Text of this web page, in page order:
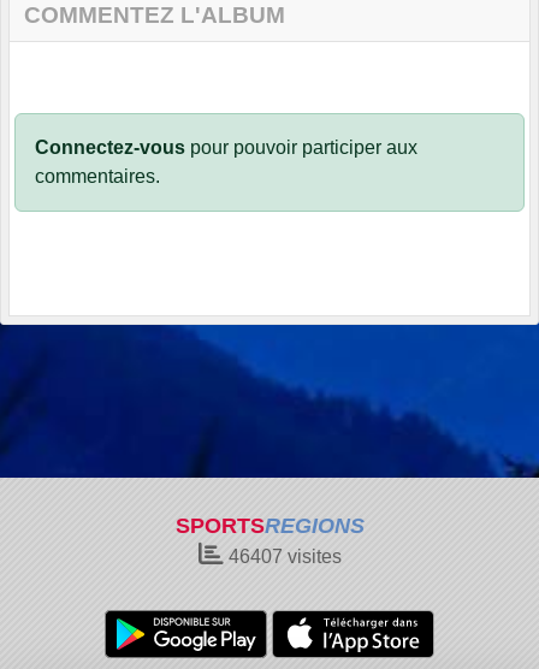
COMMENTEZ L'ALBUM
Connectez-vous pour pouvoir participer aux
commentaires.
SPORTSREGIONS
46407 visites